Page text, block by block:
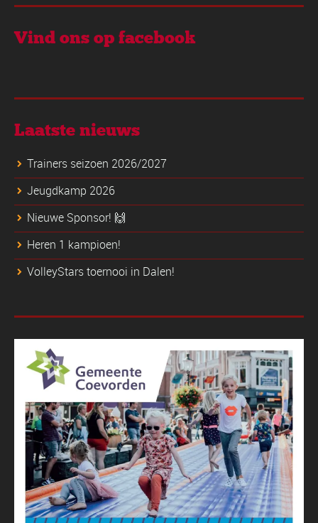
Vind ons op facebook
Laatste nieuws
Trainers seizoen 2026/2027
Jeugdkamp 2026
Nieuwe Sponsor! 🙌
Heren 1 kampioen!
VolleyStars toernooi in Dalen!